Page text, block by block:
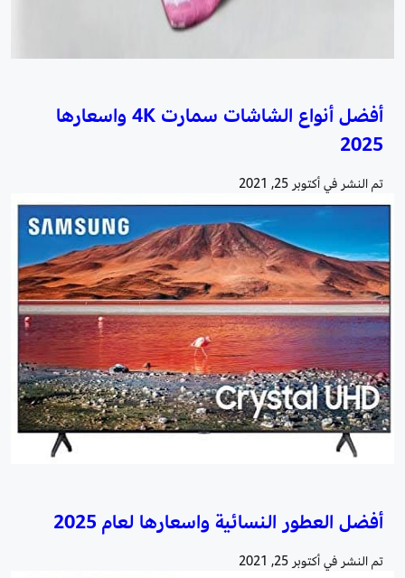
أفضل أنواع الشاشات سمارت 4K واسعارها
2025
تم النشر فيأكتوبر 25, 2021
أفضل العطور النسائية واسعارها لعام 2025
تم النشر فيأكتوبر 25, 2021